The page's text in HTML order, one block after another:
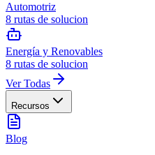
Automotriz
8 rutas de solucion
Energía y Renovables
8 rutas de solucion
Ver Todas
Recursos
Blog